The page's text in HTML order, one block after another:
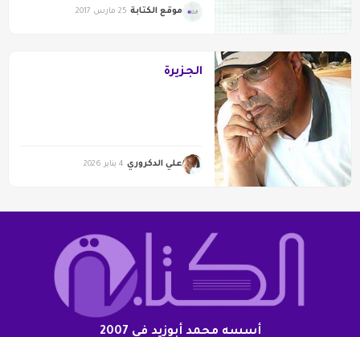
موقع الكتابة 25 مارس 2017
الجزيرة
علي الدكروري 4 يناير 2026
أسسه محمد أبوزيد فى 2007